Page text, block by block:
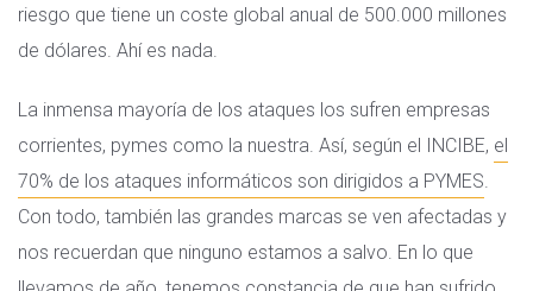
riesgo que tiene un coste global anual de 500.000 millones
de dólares. Ahí es nada.
La inmensa mayoría de los ataques los sufren empresas
corrientes, pymes como la nuestra. Así, según el INCIBE, el
70% de los ataques informáticos son dirigidos a PYMES.
Con todo, también las grandes marcas se ven afectadas y
nos recuerdan que ninguno estamos a salvo. En lo que